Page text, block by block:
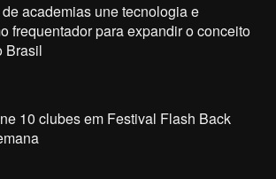
academias une tecnologia e
frequentador para expandir o conceito
Brasil
10 clubes em Festival Flash Back